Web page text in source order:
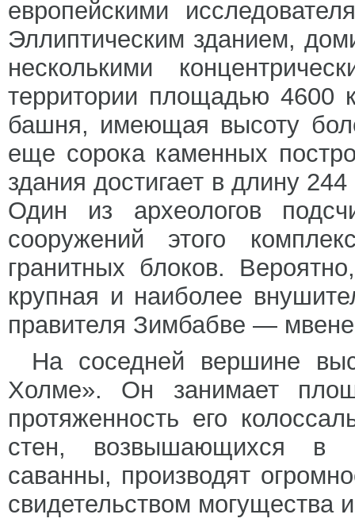
европейскими
Эллиптическим зданием,
несколькими
территории площадью 4600
башня, имеющая высоту
еще сорока каменных
здания достигает в длину
Один из археологов
сооружений этого
гранитных блоков.
крупная и наиболее
правителя Зимбабве —
На соседней вершине
Холме». Он занимает
протяженность его
стен, возвышающихся в
саванны, производят
свидетельством могущества